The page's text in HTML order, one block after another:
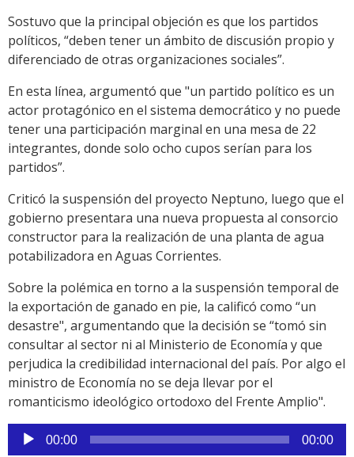
Sostuvo que la principal objeción es que los partidos
políticos, “deben tener un ámbito de discusión propio y
diferenciado de otras organizaciones sociales”.
En esta línea, argumentó que "un partido político es un
actor protagónico en el sistema democrático y no puede
tener una participación marginal en una mesa de 22
integrantes, donde solo ocho cupos serían para los
partidos”.
Criticó la suspensión del proyecto Neptuno, luego que el
gobierno presentara una nueva propuesta al consorcio
constructor para la realización de una planta de agua
potabilizadora en Aguas Corrientes.
Sobre la polémica en torno a la suspensión temporal de
la exportación de ganado en pie, la calificó como “un
desastre", argumentando que la decisión se “tomó sin
consultar al sector ni al Ministerio de Economía y que
perjudica la credibilidad internacional del país. Por algo el
ministro de Economía no se deja llevar por el
romanticismo ideológico ortodoxo del Frente Amplio".
Reproductor
de
00:00 00:00